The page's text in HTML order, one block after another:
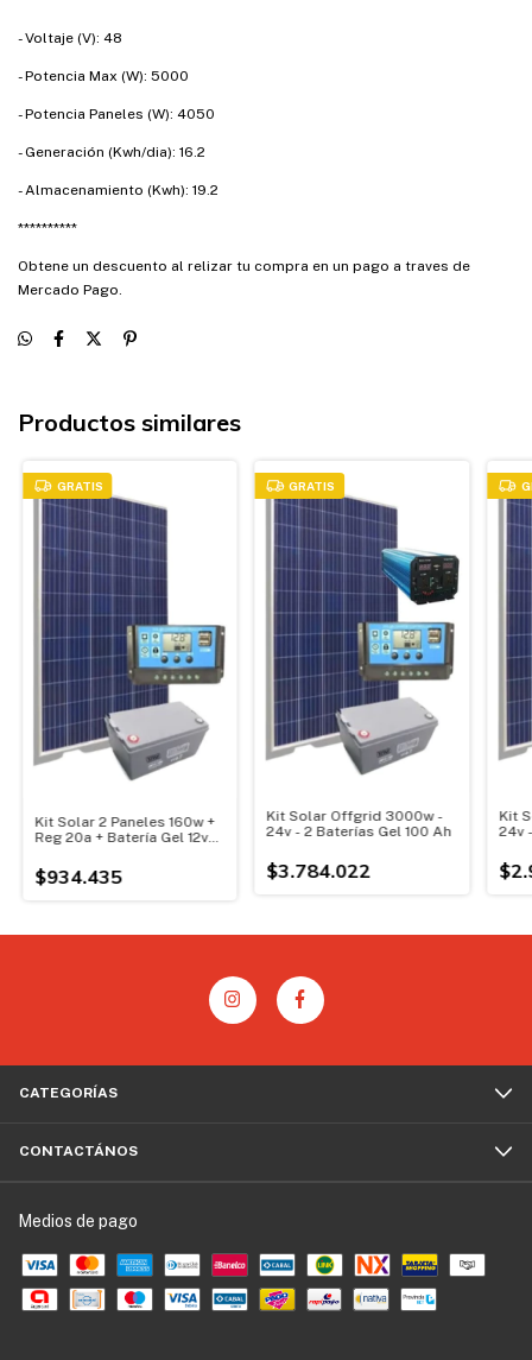
- Voltaje (V): 48
- Potencia Max (W): 5000
- Potencia Paneles (W): 4050
- Generación (Kwh/dia): 16.2
- Almacenamiento (Kwh): 19.2
**********
Obtene un descuento al relizar tu compra en un pago a traves de
Mercado Pago.
Productos similares
GRATIS
Kit Solar 2 Paneles 160w +
Reg 20a + Batería Gel 12v
$934.435
GRATIS
Kit Solar Offgrid 3000w -
24v - 2 Baterías Gel 100 Ah
$3.784.022
Kit
24v
CATEGORÍAS
CONTACTÁNOS
Medios de pago